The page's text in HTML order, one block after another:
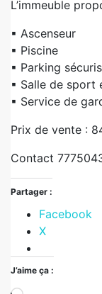
L’immeuble
▪︎ Ascenseur
▪︎ Piscine
▪︎ Parking
▪︎ Salle de sport
▪︎ Service de
Prix de vente :
Contact
Partager :
Facebook
X
J’aime ça :